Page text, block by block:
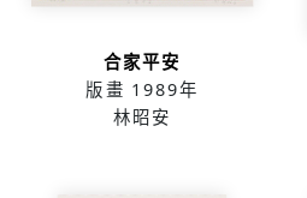
合家平安
版畫 1989年
林昭安